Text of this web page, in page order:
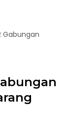
Gabungan